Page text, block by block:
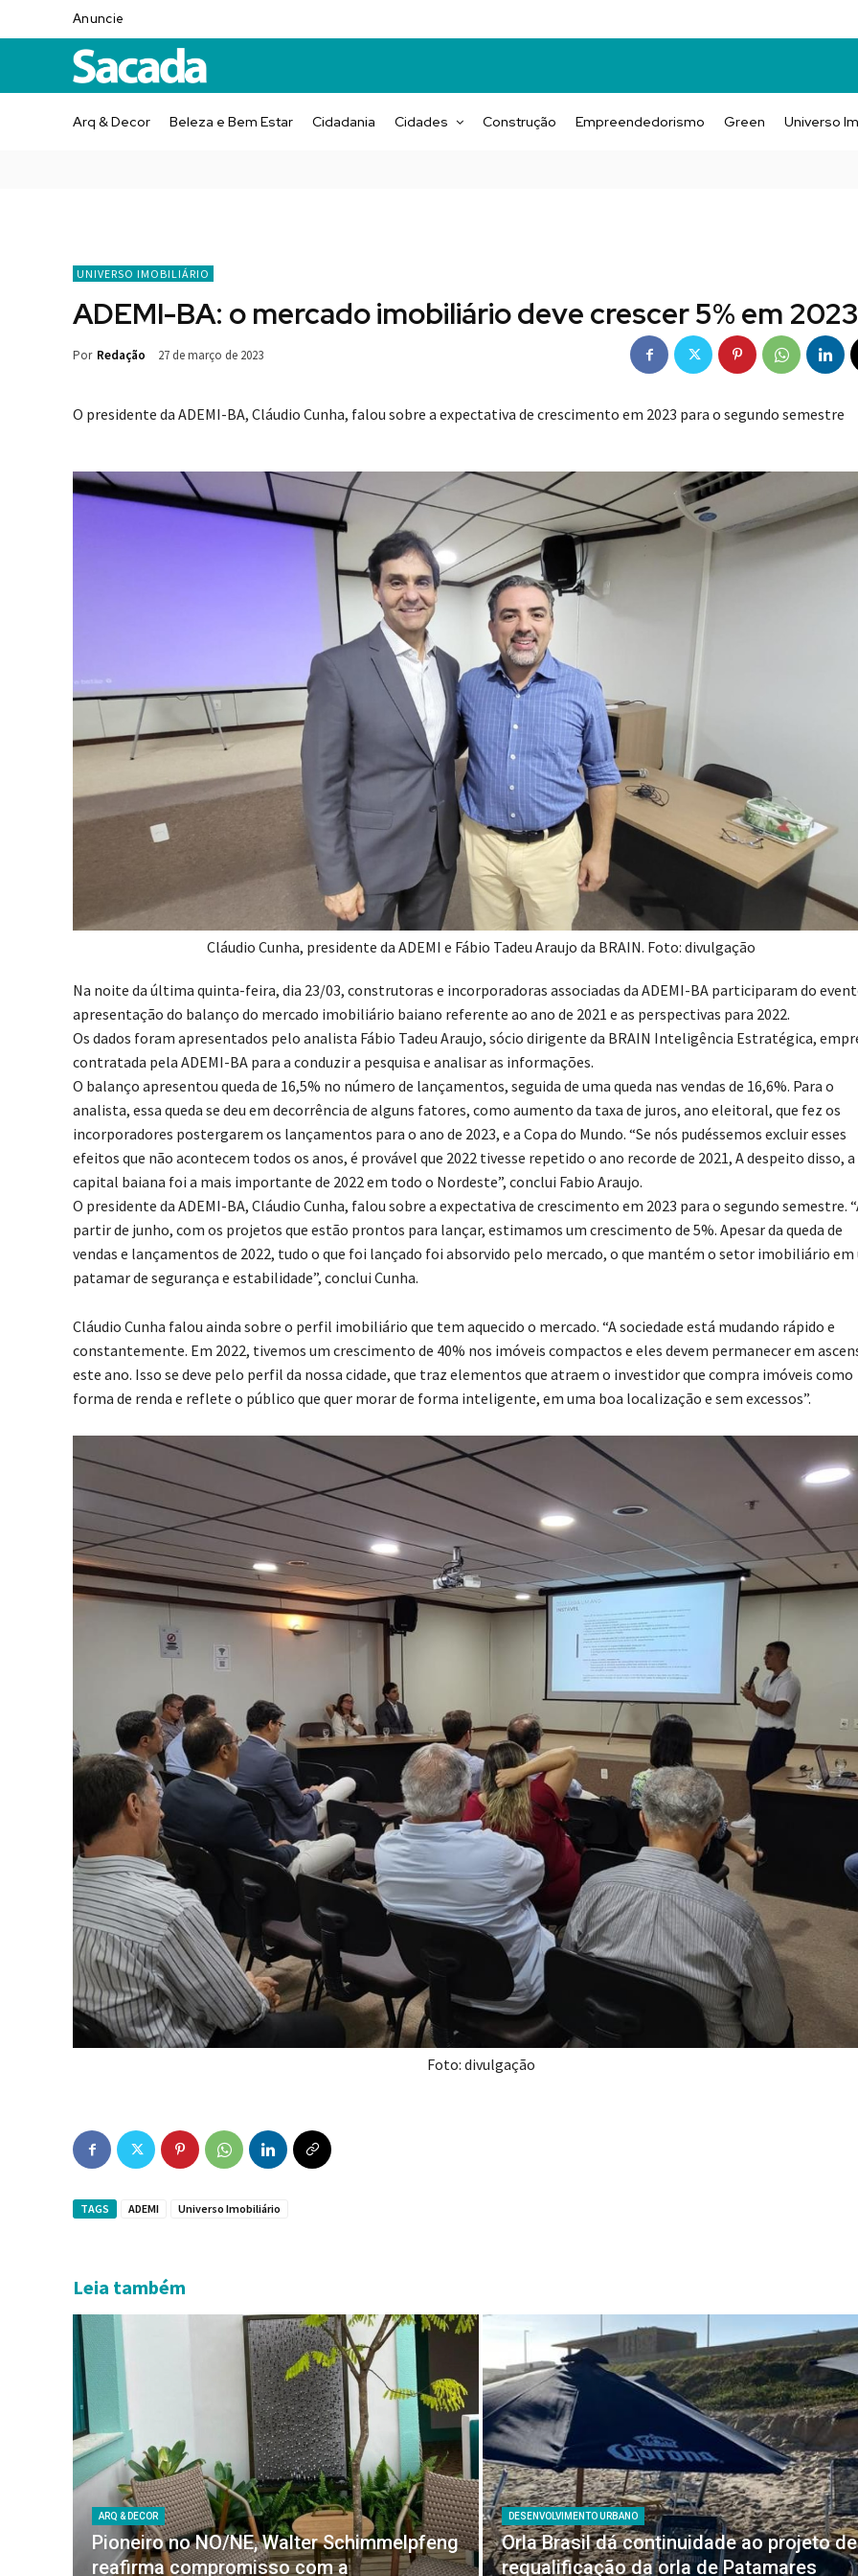
Anuncie
Arq & Decor Beleza e Bem Estar Cidadania Cidades Construção Empreendedorismo Green Universo
UNIVERSO IMOBILIÁRIO
ADEMI-BA: o mercado imobiliário deve crescer 5% em 2023
Por Redação 27 de março de 2023
O presidente da ADEMI-BA, Cláudio Cunha, falou sobre a expectativa de crescimento em 2023 para o segundo semestre
Cláudio Cunha, presidente da ADEMI e Fábio Tadeu Araujo da BRAIN. Foto: divulgação
Na noite da última quinta-feira, dia 23/03, construtoras e incorporadoras associadas da ADEMI-BA participaram do
apresentação do balanço do mercado imobiliário baiano referente ao ano de 2021 e as perspectivas para 2022.
Os dados foram apresentados pelo analista Fábio Tadeu Araujo, sócio dirigente da BRAIN Inteligência Estratégica,
contratada pela ADEMI-BA para a conduzir a pesquisa e analisar as informações.
O balanço apresentou queda de 16,5% no número de lançamentos, seguida de uma queda nas vendas de 16,6%. Para o
analista, essa queda se deu em decorrência de alguns fatores, como aumento da taxa de juros, ano eleitoral, que fez os
incorporadores postergarem os lançamentos para o ano de 2023, e a Copa do Mundo. “Se nós pudéssemos excluir esses
efeitos que não acontecem todos os anos, é provável que 2022 tivesse repetido o ano recorde de 2021, A despeito disso, a
capital baiana foi a mais importante de 2022 em todo o Nordeste”, conclui Fabio Araujo.
O presidente da ADEMI-BA, Cláudio Cunha, falou sobre a expectativa de crescimento em 2023 para o segundo semestre.
partir de junho, com os projetos que estão prontos para lançar, estimamos um crescimento de 5%. Apesar da queda de
vendas e lançamentos de 2022, tudo o que foi lançado foi absorvido pelo mercado, o que mantém o setor imobiliário em
patamar de segurança e estabilidade”, conclui Cunha.
Cláudio Cunha falou ainda sobre o perfil imobiliário que tem aquecido o mercado. “A sociedade está mudando rápido e
constantemente. Em 2022, tivemos um crescimento de 40% nos imóveis compactos e eles devem permanecer em
este ano. Isso se deve pelo perfil da nossa cidade, que traz elementos que atraem o investidor que compra imóveis como
forma de renda e reflete o público que quer morar de forma inteligente, em uma boa localização e sem excessos”.
Foto: divulgação
TAGS ADEMI Universo Imobiliário
Leia também
ARQ & DECOR
Pioneiro no NO/NE, Walter Schimmelpfeng
reafirma compromisso com a
DESENVOLVIMENTO URBANO
Orla Brasil dá continuidade ao projeto de
requalificação da orla de Patamares